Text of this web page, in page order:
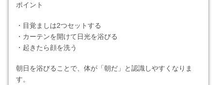
ポイント
・目覚ましは2つセットする
・カーテンを開けて日光を浴びる
・起きたら顔を洗う
朝日を浴びることで、体が「朝だ」と認識しやすくなりま
す。